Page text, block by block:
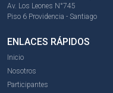
Av. Los Leones N°745
Piso 6 Providencia - Santiago
ENLACES RÁPIDOS
Inicio
Nosotros
Participantes